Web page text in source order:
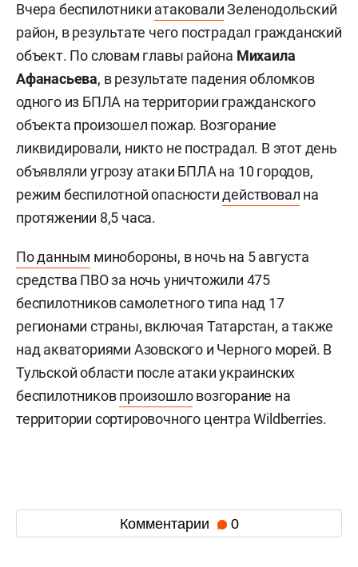
Вчера беспилотники атаковалиЗеленодольский
район, в результате чего пострадал гражданский
объект. По словам главы района Михаила
Афанасьева, в результате падения обломков
одного из БПЛА на территории гражданского
объекта произошел пожар. Возгорание
ликвидировали, никто не пострадал. В этот день
объявляли угрозу атаки БПЛА на 10 городов,
режим беспилотной опасностидействовал на
протяжении 8,5 часа.
По данным минобороны, в ночь на 5 августа
средства ПВО за ночь уничтожили 475
беспилотников самолетного типа над 17
регионами страны, включая Татарстан, а также
над акваториями Азовского и Черного морей. В
Тульской области после атаки украинских
беспилотниковпроизошловозгорание на
территории сортировочного центра Wildberries.
Комментарии 0